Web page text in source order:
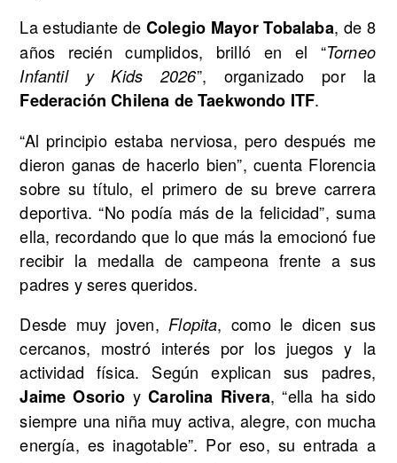
La estudiante de Colegio Mayor Tobalaba, de 8
años recién cumplidos, brilló en el “Torneo
Infantil y Kids 2026”, organizado por la
Federación Chilena de Taekwondo ITF.
“Al principio estaba nerviosa, pero después me
dieron ganas de hacerlo bien”, cuenta Florencia
sobre su título, el primero de su breve carrera
deportiva. “No podía más de la felicidad”, suma
ella, recordando que lo que más la emocionó fue
recibir la medalla de campeona frente a sus
padres y seres queridos.
Desde muy joven,Flopita, como le dicen sus
cercanos, mostró interés por los juegos y la
actividad física. Según explican sus padres,
Jaime Osorio yCarolina Rivera, “ella ha sido
siempre una niña muy activa, alegre, con mucha
energía, es inagotable”. Por eso, su entrada a